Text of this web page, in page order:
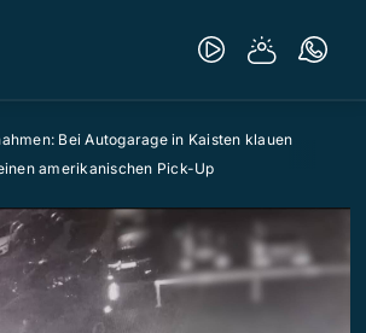
Bei Autogarage in Kaisten klauen
amerikanischen Pick-Up